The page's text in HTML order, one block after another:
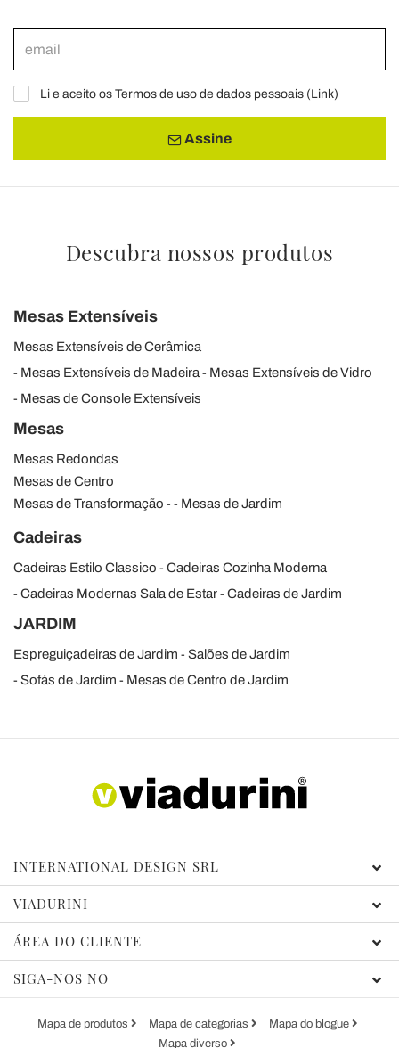
Li e aceito os Termos de uso de dados pessoais (Link)
Assine
Descubra nossos produtos
Mesas Extensíveis
Mesas Extensíveis de Cerâmica
Mesas Extensíveis de Madeira
Mesas Extensíveis de Vidro
Mesas de Console Extensíveis
Mesas
Mesas Redondas
Mesas de Centro
Mesas de Transformação
Mesas de Jardim
Cadeiras
Cadeiras Estilo Classico
Cadeiras Cozinha Moderna
Cadeiras Modernas Sala de Estar
Cadeiras de Jardim
JARDIM
Espreguiçadeiras de Jardim
Salões de Jardim
Sofás de Jardim
Mesas de Centro de Jardim
INTERNATIONAL DESIGN SRL
VIADURINI
ÁREA DO CLIENTE
SIGA-NOS NO
Mapa de produtos Mapa de categorias
Mapa do blogue
Mapa diverso